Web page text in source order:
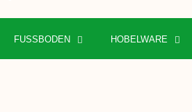
FUSSBODEN HOBELWARE